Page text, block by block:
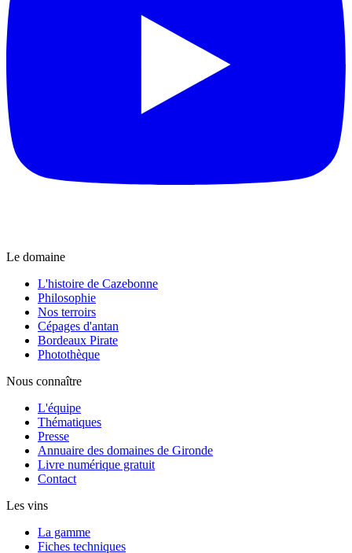
Le domaine
L'histoire de Cazebonne
Philosophie
Nos terroirs
Cépages d'antan
Bordeaux Pirate
Photothèque
Nous connaître
L'équipe
Thématiques
Presse
Annuaire des domaines de Gironde
Livre numérique gratuit
Contact
Les vins
La gamme
Fiches techniques